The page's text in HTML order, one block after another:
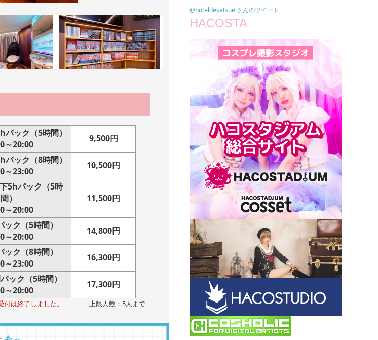
ック（5時間）
～20:00
9,500円
ック（8時間）
～23:00
10,500円
5hパック（5時
間）
～20:00
11,500円
ク（5時間）
～20:00
14,800円
ク（8時間）
～23:00
16,300円
ック（5時間）
～20:00
17,300円
上限人数：5人まで
は終了しました。
@hoteldesatsueiさんのツイート
HACOSTA